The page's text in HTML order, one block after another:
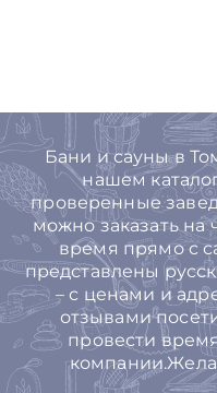
Бани и сауны в
нашем
проверенные
можно заказать на
время прямо с
представлены
– с ценами и
отзывами
провести